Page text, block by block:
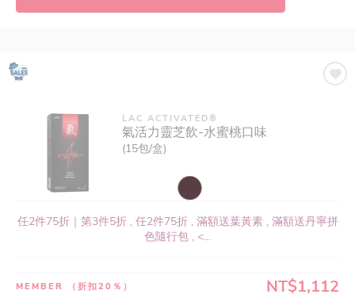
LAC ACTIVATED®
氣活力靈芝飲-水蜜桃口味
(15包/盒)
任2件75折｜第3件5折 , 任2件75折 , 滿額送葉黃素 , 滿額送丹寧拼
色隨行包 , <...
MEMBER （折扣20％） NT$1,112